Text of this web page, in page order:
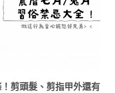
剪頭髮、剪指甲外還有